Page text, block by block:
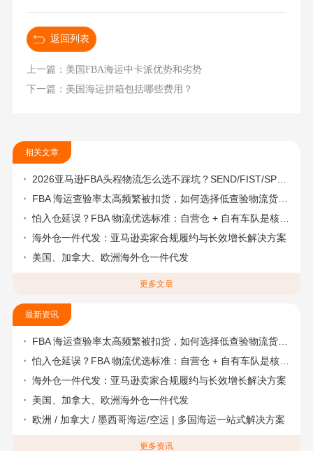
返回列表
上一篇：美国FBA海运中卡派优势和劣势
下一篇：美国海运拼箱包括哪些费用？
相关文章
2026亚马逊FBA头程物流怎么选不踩坑？SEND/FIST/SPN官方认证物流商，只有这家敢承诺“准达率第一”
FBA 海运查验率太高频繁被扣货，如何选择低查验物流货代？
怕入仓延误？FBA 物流优选标准：自营仓 + 自有车队是核心硬指标
海外仓一件代发：亚马逊卖家合规履约与长效增长解决方案
美国、加拿大、欧洲海外仓一件代发
更多文章
最新资讯
FBA 海运查验率太高频繁被扣货，如何选择低查验物流货代？
怕入仓延误？FBA 物流优选标准：自营仓 + 自有车队是核心硬指标
海外仓一件代发：亚马逊卖家合规履约与长效增长解决方案
美国、加拿大、欧洲海外仓一件代发
欧洲 / 加拿大 / 墨西哥海运/空运 | 多国海运一站式解决方案
更多资讯